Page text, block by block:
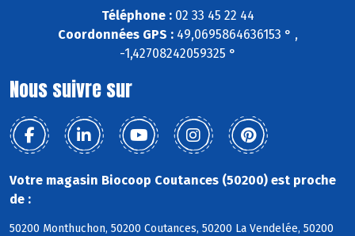
Téléphone :02 33 45 22 44
Coordonnées GPS :49,0695864636153 ° ,
-1,42708242059325 °
Nous suivre sur
Votre magasin Biocoop Coutances (50200) est proche
de :
50200 Monthuchon, 50200 Coutances, 50200 La Vendelée, 50200